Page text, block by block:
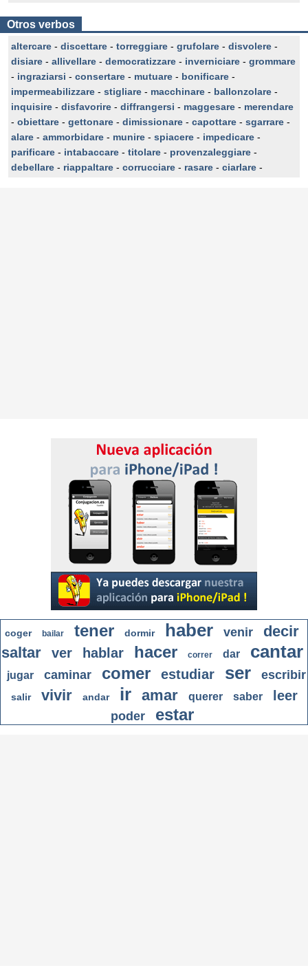
Otros verbos
altercare - discettare - torreggiare - grufolare - disvolere -
disiare - allivellare - democratizzare - inverniciare - grommare
- ingraziarsi - consertare - mutuare - bonificare -
impermeabilizzare - stigliare - macchinare - ballonzolare -
inquisire - disfavorire - diffrangersi - maggesare - merendare
- obiettare - gettonare - dimissionare - capottare - sgarrare -
alare - ammorbidare - munire - spiacere - impedicare -
parificare - intabaccare - titolare - provenzaleggiare -
debellare - riappaltare - corrucciare - rasare - ciarlare -
coger bailar tener dormir haber venir
decir
saltar
ver hablar hacer correr dar cantar
jugar caminar comer estudiar ser escribir
salir vivir andar ir amar querer saber leer
poder estar